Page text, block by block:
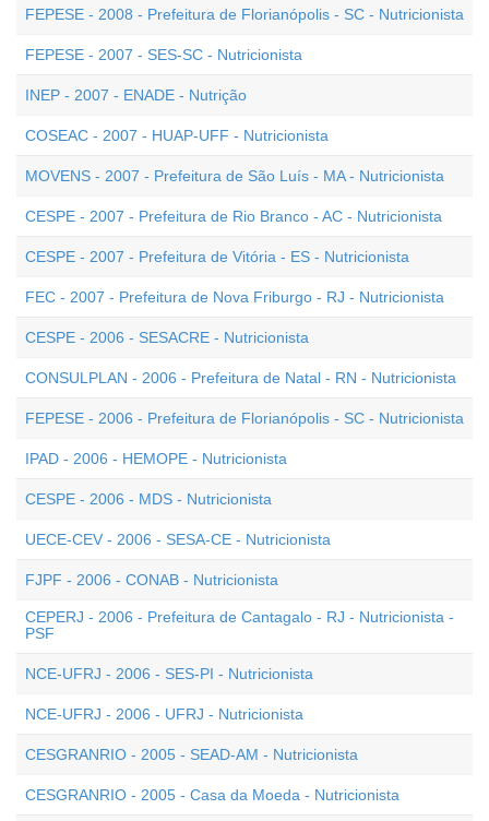
FEPESE - 2008 - Prefeitura de Florianópolis - SC - Nutricionista
FEPESE - 2007 - SES-SC - Nutricionista
INEP - 2007 - ENADE - Nutrição
COSEAC - 2007 - HUAP-UFF - Nutricionista
MOVENS - 2007 - Prefeitura de São Luís - MA - Nutricionista
CESPE - 2007 - Prefeitura de Rio Branco - AC - Nutricionista
CESPE - 2007 - Prefeitura de Vitória - ES - Nutricionista
FEC - 2007 - Prefeitura de Nova Friburgo - RJ - Nutricionista
CESPE - 2006 - SESACRE - Nutricionista
CONSULPLAN - 2006 - Prefeitura de Natal - RN - Nutricionista
FEPESE - 2006 - Prefeitura de Florianópolis - SC - Nutricionista
IPAD - 2006 - HEMOPE - Nutricionista
CESPE - 2006 - MDS - Nutricionista
UECE-CEV - 2006 - SESA-CE - Nutricionista
FJPF - 2006 - CONAB - Nutricionista
CEPERJ - 2006 - Prefeitura de Cantagalo - RJ - Nutricionista -
PSF
NCE-UFRJ - 2006 - SES-PI - Nutricionista
NCE-UFRJ - 2006 - UFRJ - Nutricionista
CESGRANRIO - 2005 - SEAD-AM - Nutricionista
CESGRANRIO - 2005 - Casa da Moeda - Nutricionista